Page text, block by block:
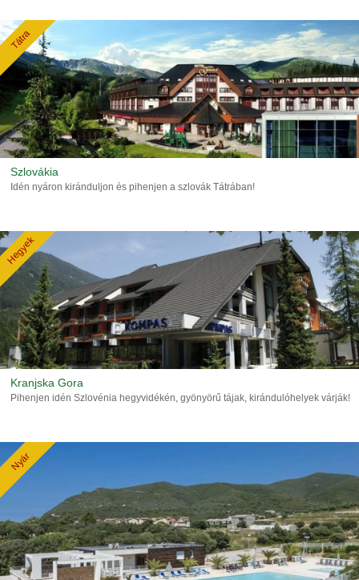
Tátra
Szlovákia
Idén nyáron kiránduljon és pihenjen a szlovák Tátrában!
Hegyek
Kranjska Gora
Pihenjen idén Szlovénia hegyvidékén, gyönyörű tájak, kirándulóhelyek várják!
Nyár